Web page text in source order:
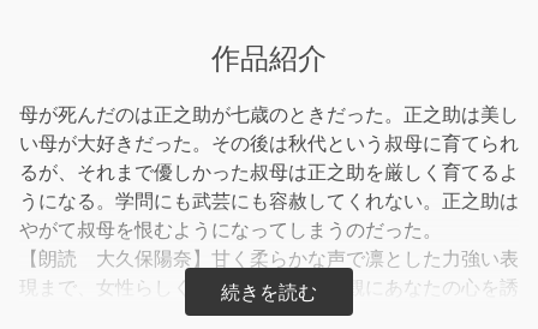
作品紹介
母が死んだのは正之助が七歳のときだった。正之助は美し
い母が大好きだった。その後は秋代という叔母に育てられ
るが、それまで優しかった叔母は正之助を厳しく育てるよ
うになる。学問にも武芸にも容赦してくれない。正之助は
やがて叔母を恨むようになってしまうのだった。
【朗読 大久保陽奈】甘く柔らかな声で凛とした力強い表
現まで、女性らしく耳心地の良い世界観にあなたの心を誘
います。キャラクター、ナレーション、アシスタント